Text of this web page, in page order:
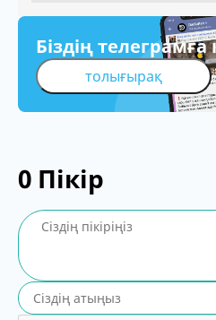
Біздің
толығырақ
0 Пікір